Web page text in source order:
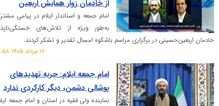
از خادمان زوار همایش اربعین
امام جمعه و استاندار ایلام در پیامی مشترک
به‌طور ویژه از تلاش‌های خستگی‌ناپذیر
در برگزاری مراسم باشکوه امسال تقدیر و تشکر کردند.
امام جمعه ایلام: حربه تهدید‌های
پوشالی دشمن، دیگر کارکردی ندارد
نماینده ولی فقیه در استان و امام جمعه ایلام